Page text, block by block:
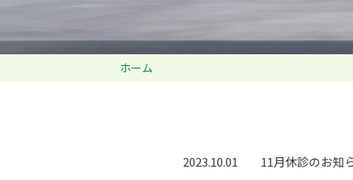
ホーム
2023.10.01 11月休診のお知